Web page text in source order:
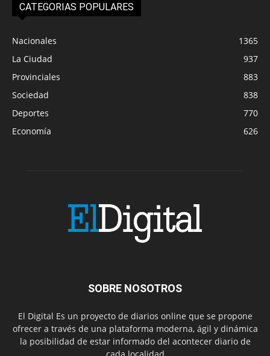
CATEGORIAS POPULARES
Nacionales
1365
La Ciudad
937
Provinciales
883
Sociedad
838
Deportes
770
Economía
626
SOBRE NOSOTROS
El Digital Es un proyecto de diarios online que se propone
ofrecer a través de una plataforma moderna, ágil y dinámica
la posibilidad de estar informado del acontecer diario de